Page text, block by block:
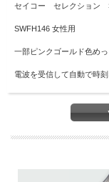
セイコー セレクション
SWFH146 女性用
一部ピンクゴールド色めっ
電波を受信して自動で時
■プッシュ式三つ折中留め